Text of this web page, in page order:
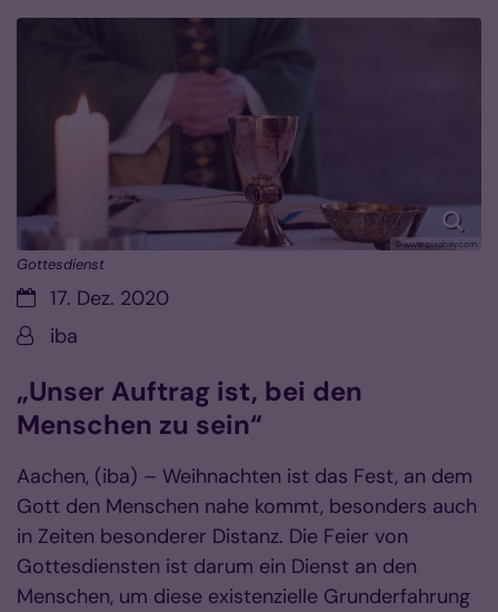
© www.pixabay.com
Gottesdienst
Datum:17. Dez. 2020
Von:iba
„Unser Auftrag ist, bei den
Menschen zu sein“
Aachen, (iba) – Weihnachten ist das Fest, an dem
Gott den Menschen nahe kommt, besonders auch
in Zeiten besonderer Distanz. Die Feier von
Gottesdiensten ist darum ein Dienst an den
Menschen, um diese existenzielle Grunderfahrung